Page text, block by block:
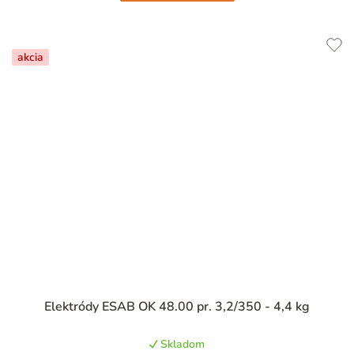
akcia
Elektródy ESAB OK 48.00 pr. 3,2/350 - 4,4 kg
Skladom